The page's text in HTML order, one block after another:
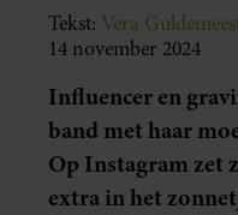
Tekst: Vera
14 november 2024
Influencer en
band met haar
Op Instagram zet
extra in het